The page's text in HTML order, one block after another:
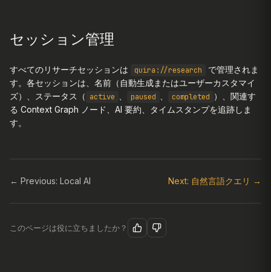
セッション管理
すべてのリサーチセッションは quira://research
で管理されま
す。各セッションは、名前（自動生成またはユーザーカスタマイ
ズ）、ステータス（ active paused completed ）、関連す
る Context Graph ノード、AI 要約、タイムスタンプを追跡しま
す。
← Previous: Local AI Next: 自然言語クエリ →
このページは役に立ちましたか？